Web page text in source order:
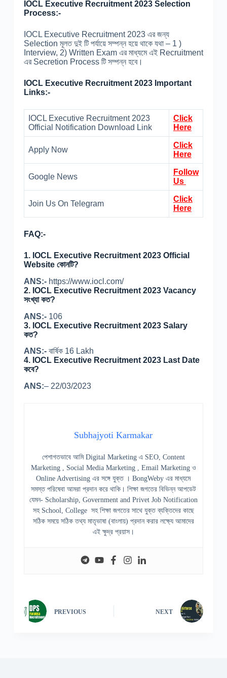
IOCL Executive Recruitment 2023 Selection
Process:-
IOCL Executive Recruitment 2023 এর জন্য
Selection মূলত দুই টি পর্যায়ে সম্পন্ন হয়ে থাকে যথা – 1 )
Interview, 2) Written Exam এর মাধ্যমে এই Recruitment
এর Secretion Process টি সম্পন্ন হবে।
IOCL Executive Recruitment 2023 Important
Links:-
IOCL Executive Recruitment 2023
Official Notification Download Link
Click
Here
Apply Now
Click
Here
Google News
Follow
Us
Join Us On Telegram
Click
Here
FAQ:-
1. IOCL Executive Recruitment 2023 Official
Website কোনটি?
ANS:-https://www.iocl.com/
2. IOCL Executive Recruitment 2023 Vacancy
সংখ্যা কত?
ANS:-106
3. IOCL Executive Recruitment 2023 Salary
কত?
ANS:-বার্ষিক 16 Lakh
4. IOCL Executive Recruitment 2023 Last Date
কবে?
ANS:– 22/03/2023
Subhajyoti Karmakar
পেশাগতভাবে আমি Digital Marketing এ SEO, Content
Marketing , Social Media Marketing , Email Marketing ও
Online Advertising এর সঙ্গে যুক্ত । BongWeby এর মাধ্যমে
সমস্ত পরিষেবা আমরা প্রদান করে থাকি। শিক্ষা জগতের বিভিন্ন আপডেট
যেমন- Scholarship, Government and Privet Job Notification
সহ School, College সহ শিক্ষা জগতের সাথে যুক্ত ব্যক্তিদের কাছে
সঠিক সময়ে সঠিক তথ্য মাতৃভাষা (বাংলায়) প্রদান করার লক্ষ্যে আমাদের
এই ক্ষুদ্র প্রয়াস।
PREVIOUS NEXT